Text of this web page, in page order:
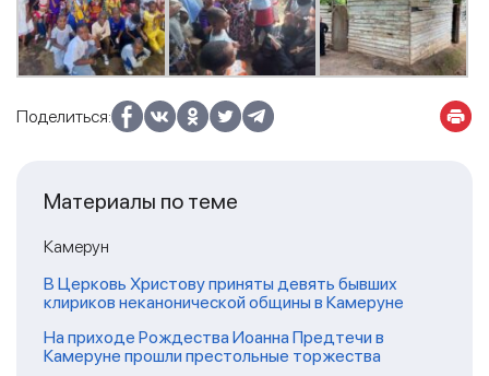
Поделиться:
Материалы по теме
Камерун
В Церковь Христову приняты девять бывших
клириков неканонической общины в Камеруне
На приходе Рождества Иоанна Предтечи в
Камеруне прошли престольные торжества